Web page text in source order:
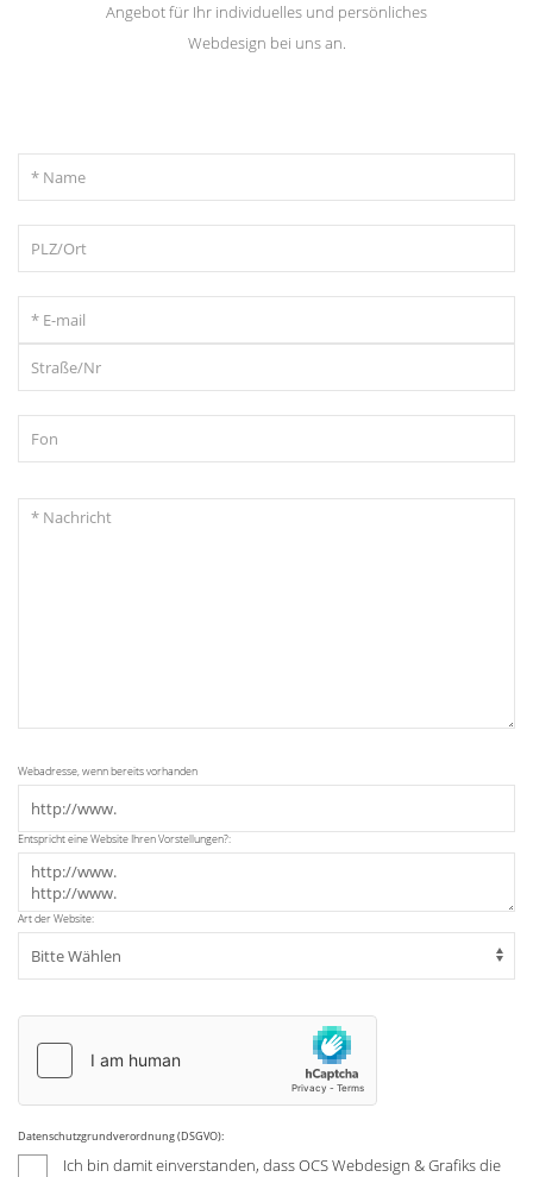
Angebot für Ihr individuelles und persönliches
Webdesign bei uns an.
Webadresse, wenn bereits vorhanden
Entspricht eine Website Ihren Vorstellungen?:
Art der Website:
Datenschutzgrundverordnung (DSGVO):
Ich bin damit einverstanden, dass OCS Webdesign & Grafiks die